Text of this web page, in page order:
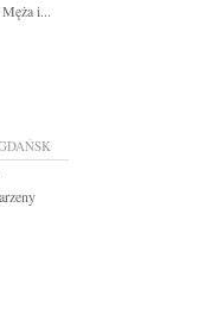
i...